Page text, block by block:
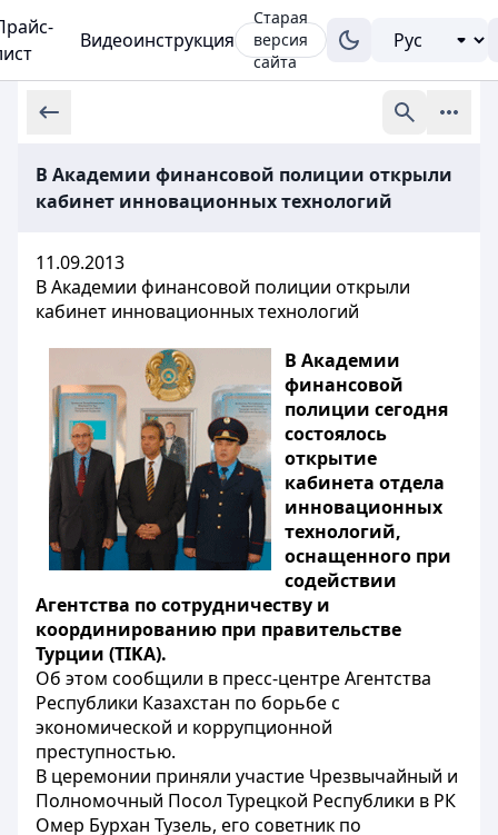
Видеоинструкция
Старая
версия
сайта
В Академии финансовой полиции открыли
кабинет инновационных технологий
11.09.2013
В Академии финансовой полиции открыли
кабинет инновационных технологий
В Академии
финансовой
полиции сегодня
состоялось
открытие
кабинета отдела
инновационных
технологий,
оснащенного при
содействии
Агентства по сотрудничеству и
координированию при правительстве
Турции (TIKA).
Об этом сообщили в пресс-центре Агентства
Республики Казахстан по борьбе с
экономической и коррупционной
преступностью.
В церемонии приняли участие Чрезвычайный и
Полномочный Посол Турецкой Республики в РК
Омер Бурхан Тузель, его советник по